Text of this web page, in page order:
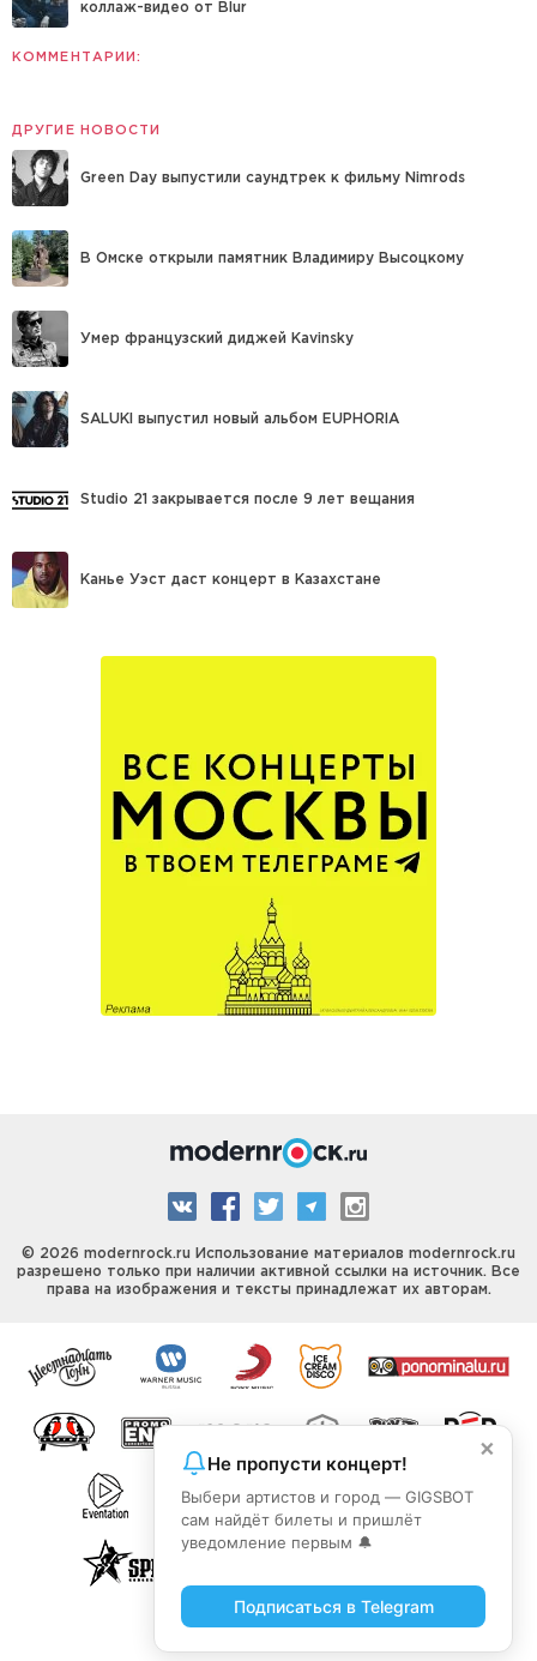
коллаж-видео от Blur
КОММЕНТАРИИ:
ДРУГИЕ НОВОСТИ
Green Day выпустили саундтрек к фильму Nimrods
В Омске открыли памятник Владимиру Высоцкому
Умер французский диджей Kavinsky
SALUKI выпустил новый альбом EUPHORIA
Studio 21 закрывается после 9 лет вещания
Канье Уэст даст концерт в Казахстане
© 2026 modernrock.ru Использование материалов modernrock.ru
разрешено только при наличии активной ссылки на источник. Все
права на изображения и тексты принадлежат их авторам.
×
Не пропусти концерт!
Выбери артистов и город — GIGSBOT
сам найдёт билеты и пришлёт
уведомление первым 🔔
Подписаться в Telegram